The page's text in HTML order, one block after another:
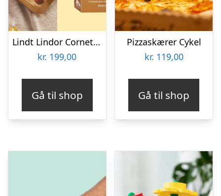
Lindt Lindor Cornet 500 gram – Blandet chokolade
kr. 199,00
Gå til shop
Pizzaskærer Cykel
kr. 119,00
Gå til shop